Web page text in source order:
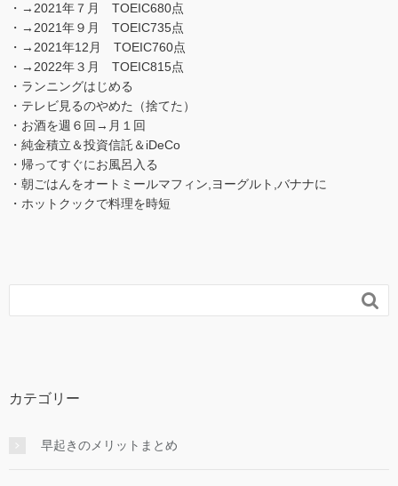
・→2021年７月 TOEIC680点
・→2021年９月 TOEIC735点
・→2021年12月 TOEIC760点
・→2022年３月 TOEIC815点
・ランニングはじめる
・テレビ見るのやめた（捨てた）
・お酒を週６回→月１回
・純金積立＆投資信託＆iDeCo
・帰ってすぐにお風呂入る
・朝ごはんをオートミールマフィン,ヨーグルト,バナナに
・ホットクックで料理を時短

カテゴリー
早起きのメリットまとめ